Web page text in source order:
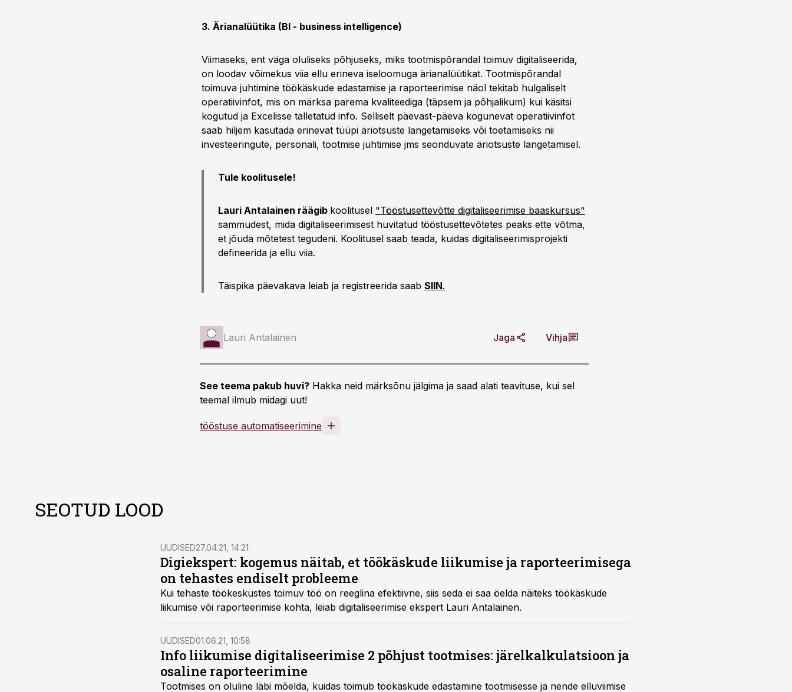
3. Ärianalüütika (BI - business intelligence)
Viimaseks, ent väga oluliseks põhjuseks, miks tootmispõrandal toimuv digitaliseerida,
on loodav võimekus viia ellu erineva iseloomuga ärianalüütikat. Tootmispõrandal
toimuva juhtimine töökäskude edastamise ja raporteerimise näol tekitab hulgaliselt
operatiivinfot, mis on märksa parema kvaliteediga (täpsem ja põhjalikum) kui käsitsi
kogutud ja Excelisse talletatud info. Selliselt päevast-päeva kogunevat operatiivinfot
saab hiljem kasutada erinevat tüüpi äriotsuste langetamiseks või toetamiseks nii
investeeringute, personali, tootmise juhtimise jms seonduvate äriotsuste langetamisel.
Tule koolitusele!
Lauri Antalainen räägib koolitusel "Tööstusettevõtte digitaliseerimise baaskursus"
sammudest, mida digitaliseerimisest huvitatud tööstusettevõtetes peaks ette võtma,
et jõuda mõtetest tegudeni. Koolitusel saab teada, kuidas digitaliseerimisprojekti
defineerida ja ellu viia.
Täispika päevakava leiab ja registreerida saab SIIN.
Lauri Antalainen Jaga Vihja
See teema pakub huvi? Hakka neid märksõnu jälgima ja saad alati teavituse, kui sel
teemal ilmub midagi uut!
tööstuse automatiseerimine
SEOTUD LOOD
UUDISED27.04.21, 14:21
Digiekspert: kogemus näitab, et töökäskude liikumise ja raporteerimisega
on tehastes endiselt probleeme
Kui tehaste töökeskustes toimuv töö on reeglina efektiivne, siis seda ei saa öelda näiteks töökäskude
liikumise või raporteerimise kohta, leiab digitaliseerimise ekspert Lauri Antalainen.
UUDISED01.06.21, 10:58
Info liikumise digitaliseerimise 2 põhjust tootmises: järelkalkulatsioon ja
osaline raporteerimine
Tootmises on oluline läbi mõelda, kuidas toimub töökäskude edastamine tootmisesse ja nende elluviimise